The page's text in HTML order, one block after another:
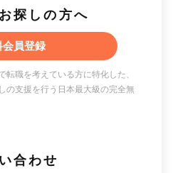
探しの方へ
会員登録
職を考えている方に特化した、
の支援を行う日本最大級の完全無
合わせ